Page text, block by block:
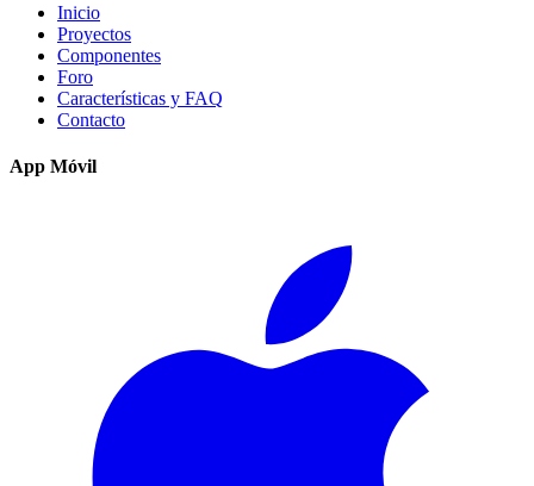
Inicio
Proyectos
Componentes
Foro
Características y FAQ
Contacto
App Móvil